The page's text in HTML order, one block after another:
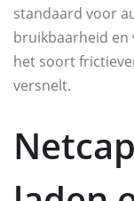
standaard voor
bruikbaarheid
het soort
versnelt.